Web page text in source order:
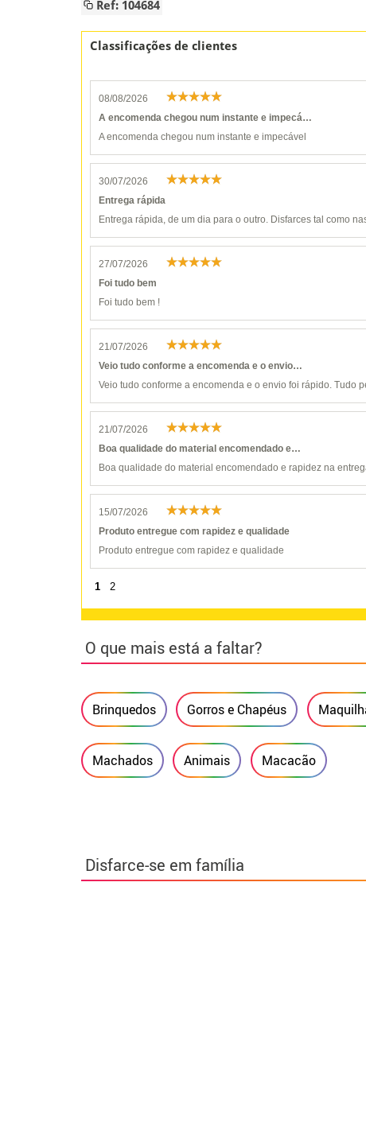
Ref: 104684
Classificações de clientes
08/08/2026
A encomenda chegou num instante e impecá…
A encomenda chegou num instante e impecável
30/07/2026
Entrega rápida
Entrega rápida, de um dia para o outro. Disfarces tal como
27/07/2026
Foi tudo bem
Foi tudo bem !
21/07/2026
Veio tudo conforme a encomenda e o envio…
Veio tudo conforme a encomenda e o envio foi rápido. Tudo
21/07/2026
Boa qualidade do material encomendado e…
Boa qualidade do material encomendado e rapidez na
15/07/2026
Produto entregue com rapidez e qualidade
Produto entregue com rapidez e qualidade
1 2
O que mais está a faltar?
Brinquedos Gorros e Chapéus
Machados Animais Macacão
Disfarce-se em família